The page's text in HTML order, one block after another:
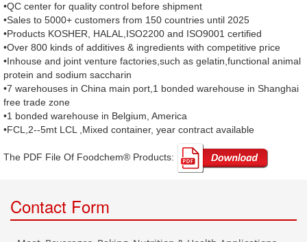
•QC center for quality control before shipment
•Sales to 5000+ customers from 150 countries until 2025
•Products KOSHER, HALAL,ISO2200 and ISO9001 certified
•Over 800 kinds of additives & ingredients with competitive price
•Inhouse and joint venture factories,such as gelatin,functional animal
protein and sodium saccharin
•7 warehouses in China main port,1 bonded warehouse in Shanghai
free trade zone
•1 bonded warehouse in Belgium, America
•FCL,2--5mt LCL ,Mixed container, year contract available
The PDF File Of Foodchem® Products: